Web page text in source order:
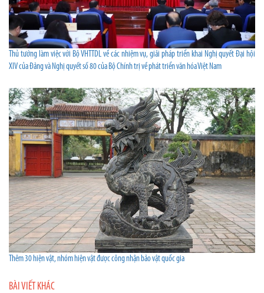
Thủ tướng làm việc với Bộ VHTTDL về các nhiệm vụ, giải pháp triển khai Nghị quyết Đại hội
XIV của Đảng và Nghị quyết số 80 của Bộ Chính trị về phát triển văn hóa Việt Nam
Thêm 30 hiện vật, nhóm hiện vật được công nhận bảo vật quốc gia
BÀI VIẾT KHÁC